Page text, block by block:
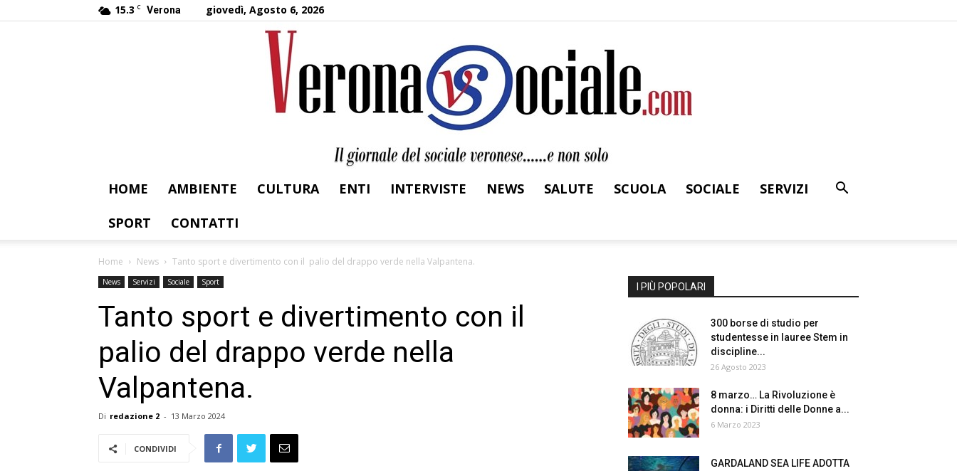
15.3 C Verona giovedì, Agosto 6, 2026
Sociale
HOME AMBIENTE CULTURA ENTI INTERVISTE NEWS SALUTE SCUOLA SOCIALE
SERVIZI
SPORT
CONTATTI
Home News Tanto sport e divertimento con il palio del drappo verde nella Valpantena.
News Servizi Sociale Sport
Tanto sport e divertimento con il
palio del drappo verde nella
Valpantena.
Di redazione 2 - 13 Marzo 2024
CONDIVIDI
I PIÙ POPOLARI
300 borse di studio per
studentesse in lauree Stem in
discipline...
26 Agosto 2023
8 marzo… La Rivoluzione è
donna: i Diritti delle Donne a...
6 Marzo 2023
GARDALAND SEA LIFE ADOTTA